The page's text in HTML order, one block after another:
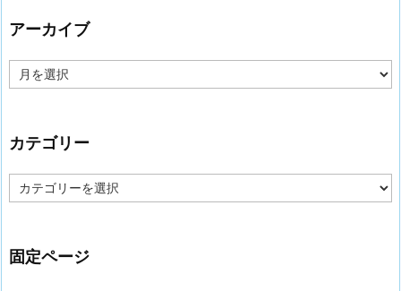
アーカイブ
ー
ブ
カテゴリー
テ
ー
固定ページ